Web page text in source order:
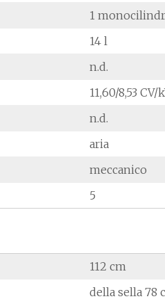
1
14 l
n.d.
11,60/8,53 CV/
n.d.
aria
meccanico
5
112 cm
della sella 78